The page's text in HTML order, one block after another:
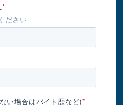
*
ださい
い場合はバイト歴など)*